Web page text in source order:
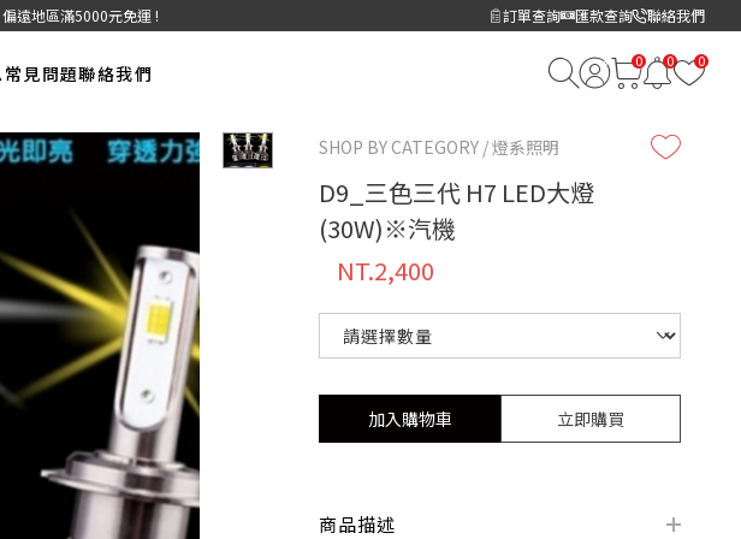
遠地區滿5000元免運 ! 訂單查詢 匯款查詢 聯絡我們
常見問題聯絡我們
SHOP BY CATEGORY / 燈系照明
D9_三色三代 H7 LED大燈
(30W)※汽機
NT.2,400
加入購物車 立即購買
商品描述